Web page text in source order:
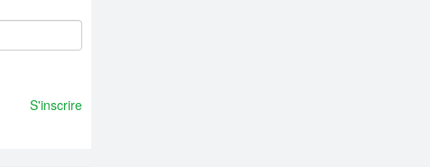
S'inscrire